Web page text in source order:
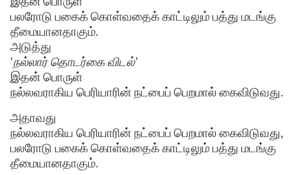
பலரோடு பகைக் கொள்வதைக் காட்டிலும் பத்து மடங்கு
தீமையானதாகும்.
அடுத்து
‘நல்லார் தொடர்கை விடல்’
இதன் பொருள்
நல்லவராகிய பெரியாரின் நட்பைப் பெறமால் கைவிடுவது.
அதாவது
நல்லவராகிய பெரியாரின் நட்பைப் பெறமால் கைவிடுவது,
பலரோடு பகைக் கொள்வதைக் காட்டிலும் பத்து மடங்கு
தீமையானதாகும்.